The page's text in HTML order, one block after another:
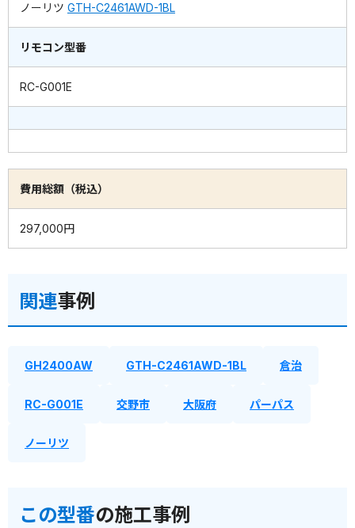
ノーリツ GTH-C2461AWD-1BL
リモコン型番
RC-G001E
費用総額（税込）
297,000円
関連事例
GH2400AW GTH-C2461AWD-1BL 倉治
RC-G001E 交野市 大阪府 パーパス
ノーリツ
この型番の施工事例